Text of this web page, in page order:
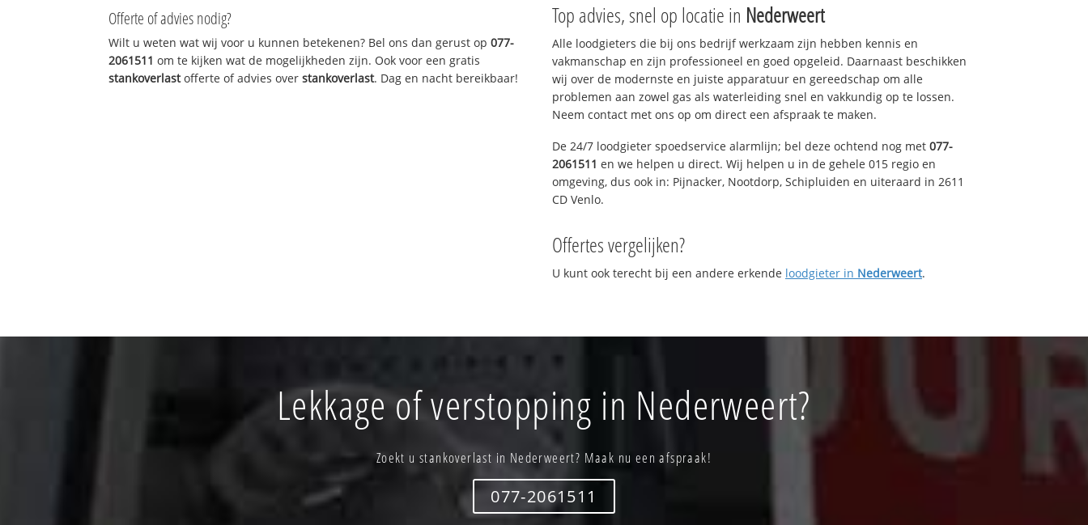
Offerte of advies nodig?
Wilt u weten wat wij voor u kunnen betekenen? Bel ons dan gerust op077-
2061511 om te kijken wat de mogelijkheden zijn. Ook voor een gratis
stankoverlastofferte of advies overstankoverlast. Dag en nacht bereikbaar!
Top advies, snel op locatie in Nederweert
Alle loodgieters die bij ons bedrijf werkzaam zijn hebben kennis en
vakmanschap en zijn professioneel en goed opgeleid. Daarnaast beschikken
wij over de modernste en juiste apparatuur en gereedschap om alle
problemen aan zowel gas als waterleiding snel en vakkundig op te lossen.
Neem contact met ons op om direct een afspraak te maken.
De 24/7 loodgieter spoedservice alarmlijn; bel deze ochtend nog met 077-
2061511 en we helpen u direct. Wij helpen u in de gehele 015 regio en
omgeving, dus ook in: Pijnacker, Nootdorp, Schipluiden en uiteraard in 2611
CD Venlo.
Offertes vergelijken?
U kunt ook terecht bij een andere erkende loodgieter in Nederweert.
Lekkage of verstopping in Nederweert?
Zoekt u stankoverlast in Nederweert? Maak nu een afspraak!
077-2061511